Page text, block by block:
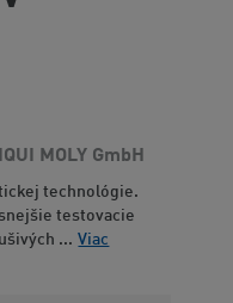
MOLY GmbH
technológie.
testovacie
... Viac